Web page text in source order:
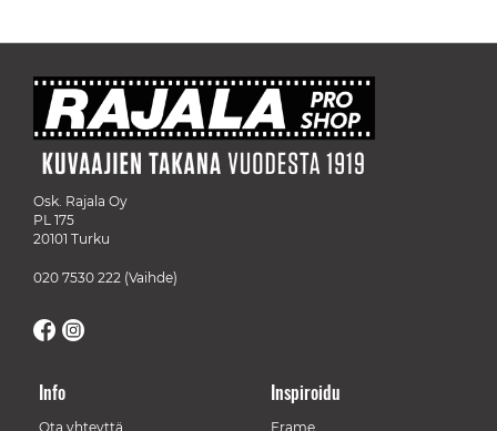
Osk. Rajala Oy
PL 175
20101 Turku
020 7530 222 (Vaihde)
Info
Ota yhteyttä
Inspiroidu
Frame